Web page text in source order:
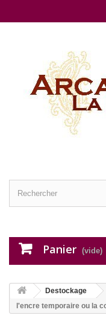
Panier (vide)
Destockage
l'encre temporaire ou la